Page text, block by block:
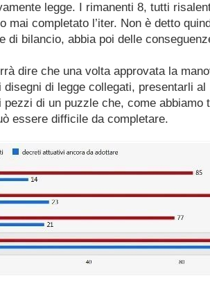
legge. I rimanenti 8, tutti
mai completato l’iter. Non è detto
di bilancio, abbia poi delle
dire che una volta approvata la
di legge collegati, presentarli al
pezzi di un puzzle che, come abbiamo
essere difficile da completare.